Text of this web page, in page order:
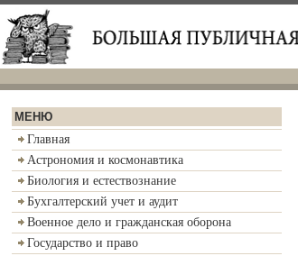
МЕНЮ
Главная
Астрономия и космонавтика
Биология и естествознание
Бухгалтерский учет и аудит
Военное дело и гражданская оборона
Государство и право